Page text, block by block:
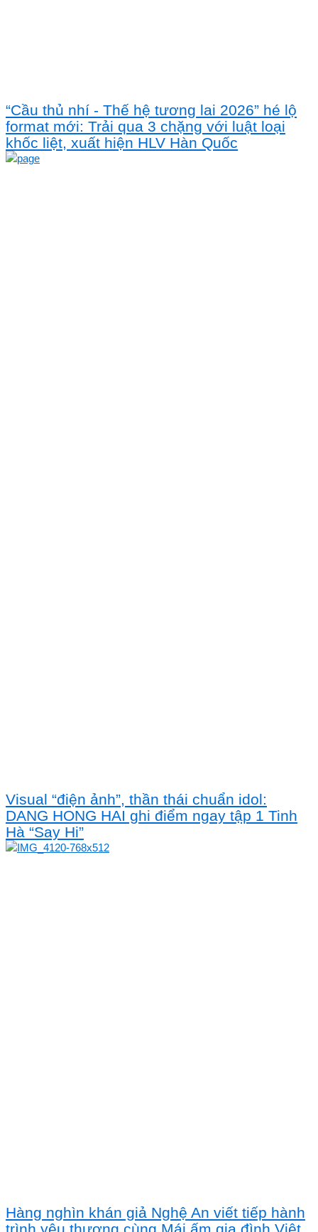
“Cầu thủ nhí - Thế hệ tương lai 2026” hé lộ
format mới: Trải qua 3 chặng với luật loại
khốc liệt, xuất hiện HLV Hàn Quốc
Visual “điện ảnh”, thần thái chuẩn idol:
DANG HONG HAI ghi điểm ngay tập 1 Tinh
Hà “Say Hi”
Hàng nghìn khán giả Nghệ An viết tiếp hành
trình yêu thương cùng Mái ấm gia đình Việt,